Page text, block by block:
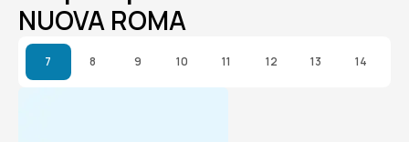
NUOVA ROMA
7 8 9 10 11 12 13 14